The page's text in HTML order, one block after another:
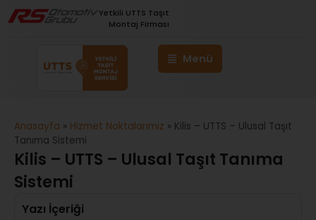
Yetkili UTTS Taşıt
Montaj Firması
Anasayfa » Hizmet Noktalarımız » Kilis – UTTS – Ulusal Taşıt
Tanıma Sistemi
Kilis – UTTS – Ulusal Taşıt Tanıma
Sistemi
Yazı İçeriği